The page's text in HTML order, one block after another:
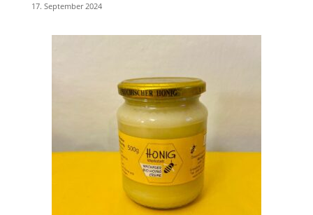
17. September 2024